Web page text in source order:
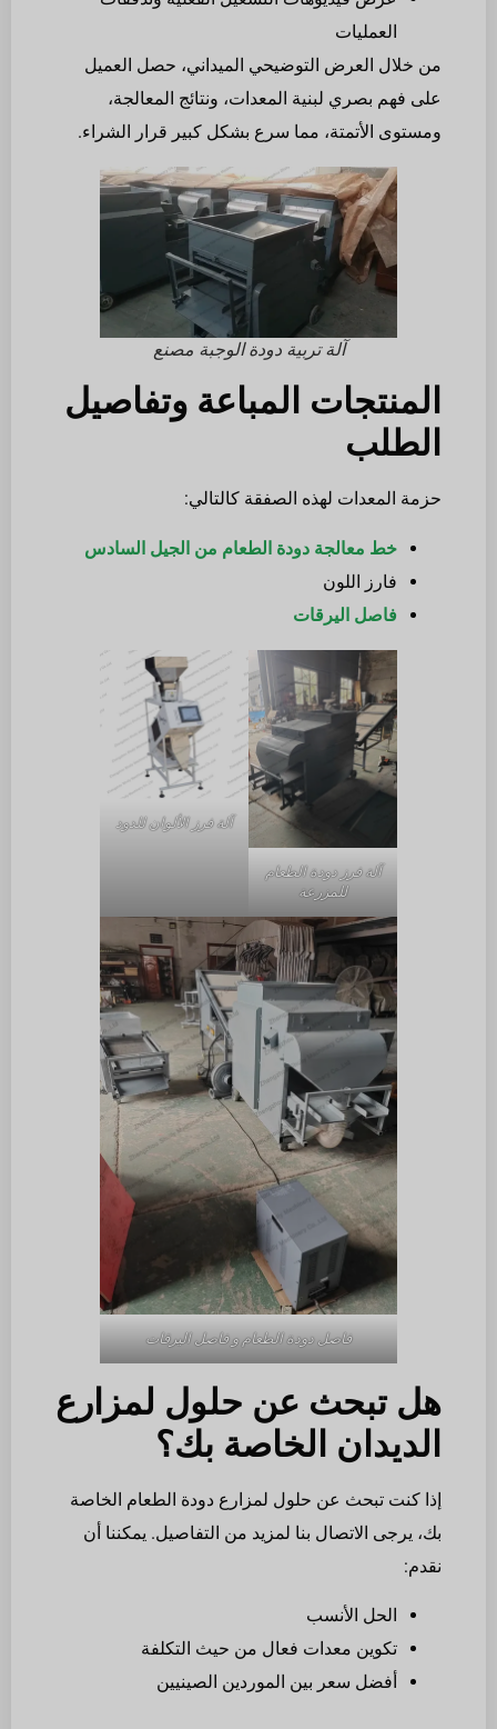
العمليات
من خلال العرض التوضيحي الميداني، حصل العميل
على فهم بصري لبنية المعدات، ونتائج المعالجة،
ومستوى الأتمتة، مما سرع بشكل كبير قرار الشراء.
آلة تربية دودة الوجبة مصنع
المنتجات المباعة وتفاصيل
الطلب
حزمة المعدات لهذه الصفقة كالتالي:
خط معالجة دودة الطعام من الجيل السادس
فارز اللون
فاصل اليرقات
آلة فرز دودة الطعام
للمزرعة
آلة فرز الألوان للدود
فاصل دودة الطعام و فاصل اليرقات
هل تبحث عن حلول لمزارع
الديدان الخاصة بك؟
إذا كنت تبحث عن حلول لمزارع دودة الطعام الخاصة
بك، يرجى الاتصال بنا لمزيد من التفاصيل. يمكننا أن
نقدم:
الحل الأنسب
تكوين معدات فعال من حيث التكلفة
أفضل سعر بين الموردين الصينيين